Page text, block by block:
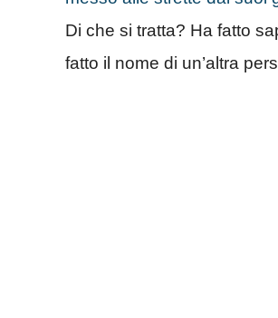
Di che si tratta? Ha fatto
fatto il nome di un’altra